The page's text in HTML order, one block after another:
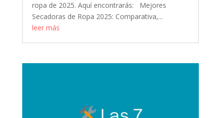
ropa de 2025. Aquí encontrarás: Mejores
Secadoras de Ropa 2025: Comparativa,...
leer más